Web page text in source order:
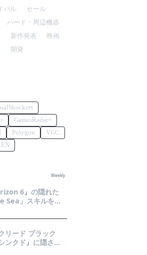
バル
セール
ハード・周辺機器
新作発表
映画
開発
GamesRadar+
Polygon
VGC
Weekly
6』の隠れた
Sea」スキルを効
は伊東の海藻養殖
リード ブラック
ンクド』に隠され